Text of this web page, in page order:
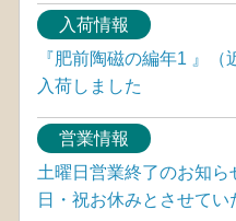
入荷情報
『肥前陶磁の編年1 』
入荷しました
営業情報
土曜日営業終了のお知ら
日・祝お休みとさせてい